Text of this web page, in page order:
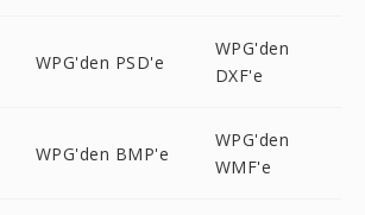
WPG'den PSD'e
WPG'den
DXF'e
WPG'den BMP'e
WPG'den
WMF'e